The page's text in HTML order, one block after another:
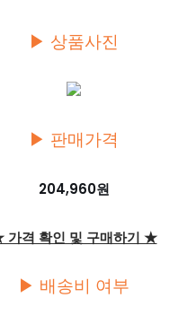
▶ 상품사진
▶ 판매가격
204,960원
격 확인 및 구매하기 ★
▶ 배송비 여부